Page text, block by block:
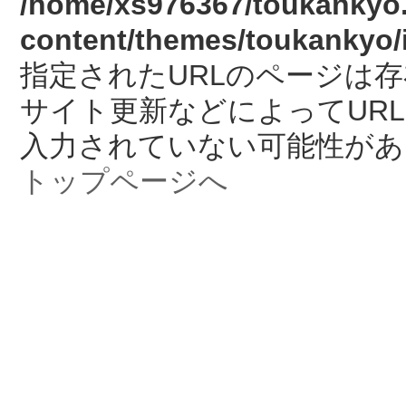
content/themes/
指定されたURLのページは
サイト更新などによって
入力されていない可能性が
トップページへ